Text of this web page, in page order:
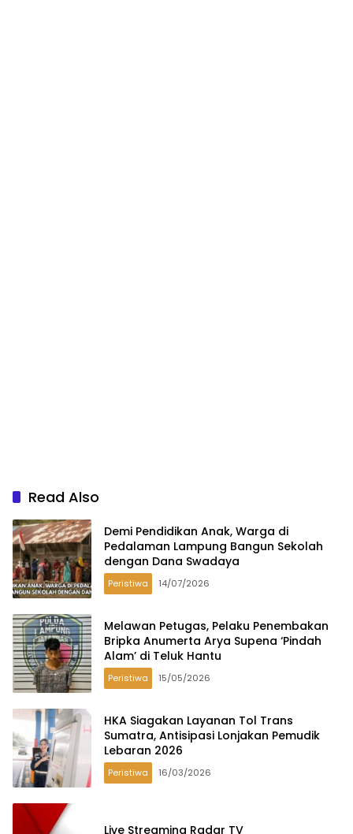
Read Also
Demi Pendidikan Anak, Warga di
Pedalaman Lampung Bangun Sekolah
dengan Dana Swadaya
Peristiwa 14/07/2026
Melawan Petugas, Pelaku Penembakan
Bripka Anumerta Arya Supena ‘Pindah
Alam’ di Teluk Hantu
Peristiwa 15/05/2026
HKA Siagakan Layanan Tol Trans
Sumatra, Antisipasi Lonjakan Pemudik
Lebaran 2026
Peristiwa 16/03/2026
Live Streaming Radar TV